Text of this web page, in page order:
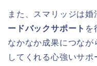
また、スマリッジは婚
ードバックサポート を
なかなか成果につな
してくれる心強いサポ